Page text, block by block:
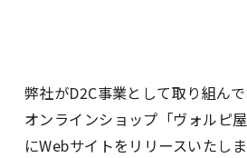
弊社がD2C事業として取り組ん
オンラインショップ「ヴォルピ
にWebサイトをリリースいたしま